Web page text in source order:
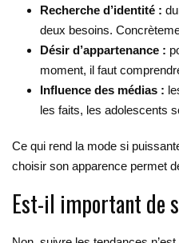
Recherche d’identité :
deux besoins.
Désir d’appartenance :
moment, il faut
Influence des médias :
les faits, les adolescents
Ce qui rend la mode si
choisir son apparence permet
Est-il important de